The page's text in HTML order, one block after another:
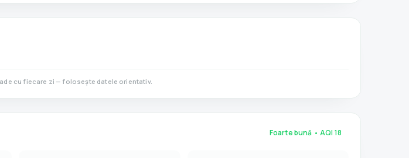
cu fiecare zi — folosește datele orientativ.
Foarte bună • AQI 18